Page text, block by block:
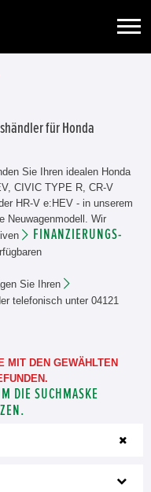
für Honda
Sie Ihren idealen Honda
CIVIC TYPE R, CR-V
HR-V e:HEV - in unserem
Neuwagenmodell. Wir
FINANZIERUNGS-
Sie Ihren
telefonisch unter 04121
MIT DEN GEWÄHLTEN
DIE SUCHMASKE